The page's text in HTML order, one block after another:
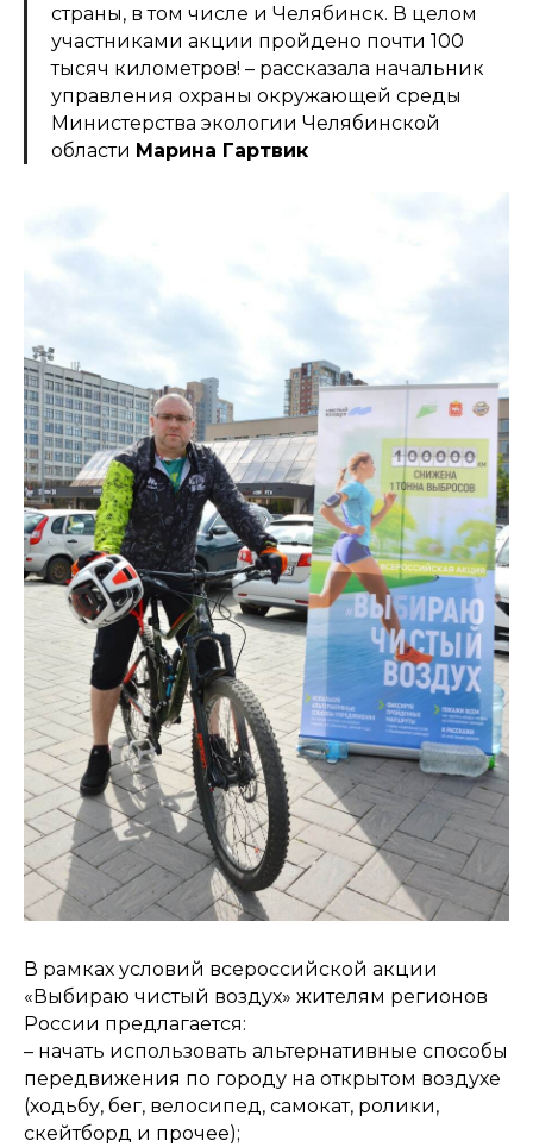
страны, в том числе и Челябинск. В целом
участниками акции пройдено почти 100
тысяч километров! – рассказала начальник
управления охраны окружающей среды
Министерства экологии Челябинской
области Марина Гартвик
В рамках условий всероссийской акции
«Выбираю чистый воздух» жителям регионов
России предлагается:
– начать использовать альтернативные способы
передвижения по городу на открытом воздухе
(ходьбу, бег, велосипед, самокат, ролики,
скейтборд и прочее);